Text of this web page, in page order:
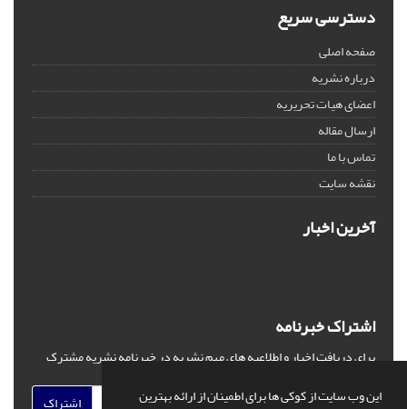
این وب سایت از کوکی ها برای اطمینان از ارائه بهترین
دسترسی سریع
صفحه اصلی
درباره نشریه
اعضای هیات تحریریه
ارسال مقاله
تماس با ما
نقشه سایت
آخرین اخبار
اشتراک خبرنامه
برای دریافت اخبار و اطلاعیه های مهم نشریه در خبرنامه نشریه مشترک
اشتراک